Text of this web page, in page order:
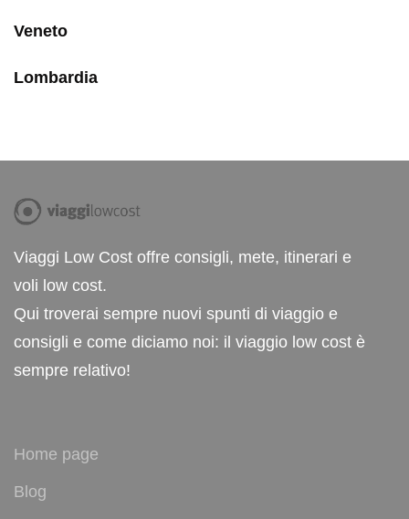
Veneto
Lombardia
Viaggi Low Cost offre consigli, mete, itinerari e
voli low cost.
Qui troverai sempre nuovi spunti di viaggio e
consigli e come diciamo noi: il viaggio low cost è
sempre relativo!
Home page
Blog